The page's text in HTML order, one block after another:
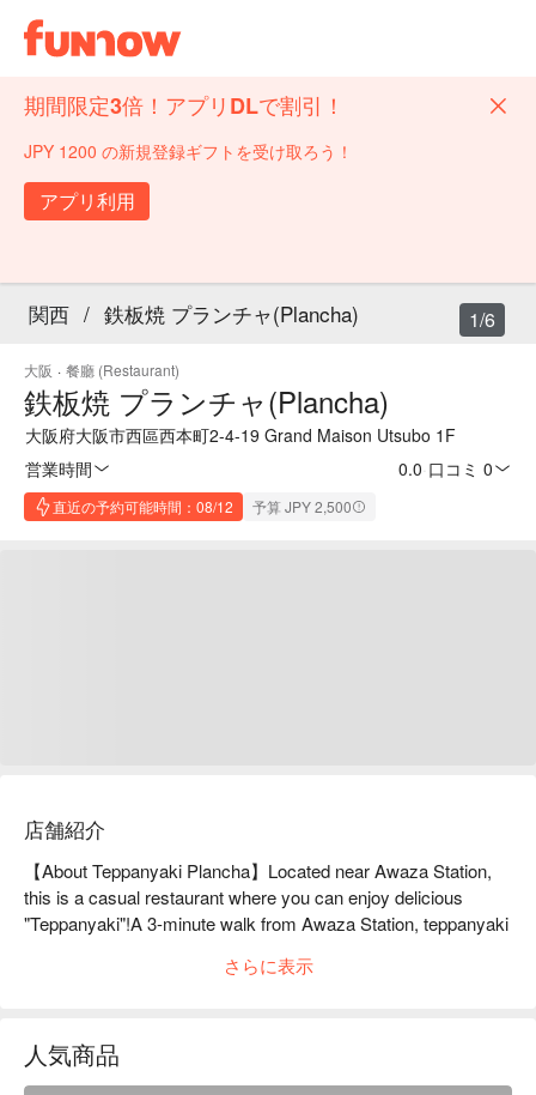
期間限定3倍！アプリDLで割引！
JPY 1200 の新規登録ギフトを受け取ろう！
アプリ利用
関西 / 鉄板焼 プランチャ(Plancha)
大阪 · 餐廳 (Restaurant)
鉄板焼 プランチャ(Plancha)
大阪府大阪市西區西本町2-4-19 Grand Maison Utsubo 1F
営業時間
0.0 口コミ 0
直近の予約可能時間：08/12 予算 JPY 2,500
1/6
店舗紹介
【About Teppanyaki Plancha】Located near Awaza Station,
this is a casual restaurant where you can enjoy delicious
"Teppanyaki"!A 3-minute walk from Awaza Station, teppanyaki
enjoy the immersive atmosphere of the open kitchen, is sure
is unique to teppanyaki. We also offer plum wine and sake,
which are popular among women, as well as reasonably
さらに表示
人気商品